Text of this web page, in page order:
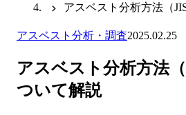
アスベスト分析方法（
アスベスト分析・調査2025.02.25
アスベスト分析方法
ついて解説